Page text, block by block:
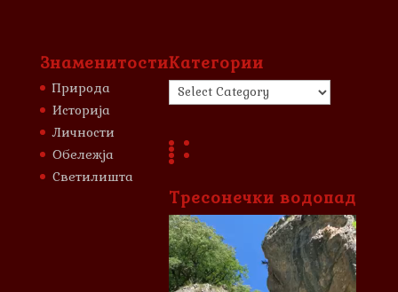
Знаменитости
Природа
Историја
Личности
Обележја
Светилишта
Категории
Категории
Тресонечки водопад
Video
Player